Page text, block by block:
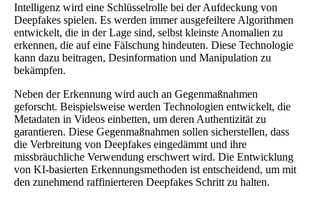
Intelligenz wird eine Schlüsselrolle bei der Aufdeckung von
Deepfakes spielen. Es werden immer ausgefeiltere Algorithmen
entwickelt, die in der Lage sind, selbst kleinste Anomalien zu
erkennen, die auf eine Fälschung hindeuten. Diese Technologie
kann dazu beitragen, Desinformation und Manipulation zu
bekämpfen.
Neben der Erkennung wird auch an Gegenmaßnahmen
geforscht. Beispielsweise werden Technologien entwickelt, die
Metadaten in Videos einbetten, um deren Authentizität zu
garantieren. Diese Gegenmaßnahmen sollen sicherstellen, dass
die Verbreitung von Deepfakes eingedämmt und ihre
missbräuchliche Verwendung erschwert wird. Die Entwicklung
von KI-basierten Erkennungsmethoden ist entscheidend, um mit
den zunehmend raffinierteren Deepfakes Schritt zu halten.